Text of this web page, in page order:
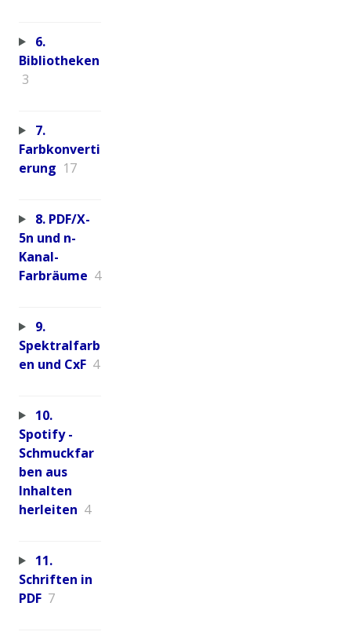
6.
Bibliotheken
3
7.
Farbkonverti
erung 17
8. PDF/X-
5n und n-
Kanal-
Farbräume 4
9.
Spektralfarb
en und CxF 4
10.
Spotify -
Schmuckfar
ben aus
Inhalten
herleiten 4
11.
Schriften in
PDF 7